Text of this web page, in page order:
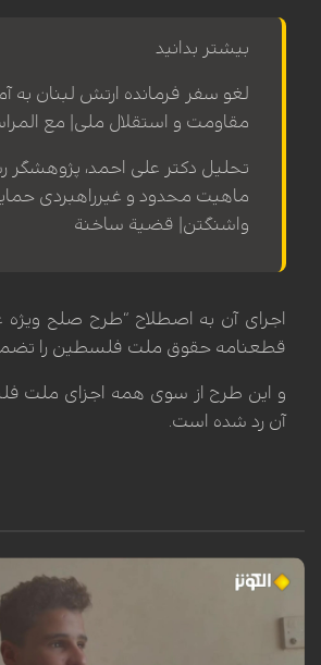
بیشتر بدانید
لغو سفر فرمانده ارتش لبنان به
مقاومت و استقلال ملی| مع
تحلیل دکتر علی احمد، پژوهشگر
ماهیت محدود و غیرراهبردی
واشنگتن| قضیة ساخنة
اجرای آن به اصطلاح “طرح صلح ویژه
قطعنامه حقوق ملت فلسطین را
و این طرح از سوی همه اجزای ملت
آن رد شده است.
محمد سرور، کودک فلسطینی ساکن اردوگاه النصیرات